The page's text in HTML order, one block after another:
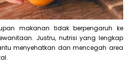
makanan tidak berpengaruh ke
Justru, nutrisi yang lengkap
menyehatkan dan mencegah area